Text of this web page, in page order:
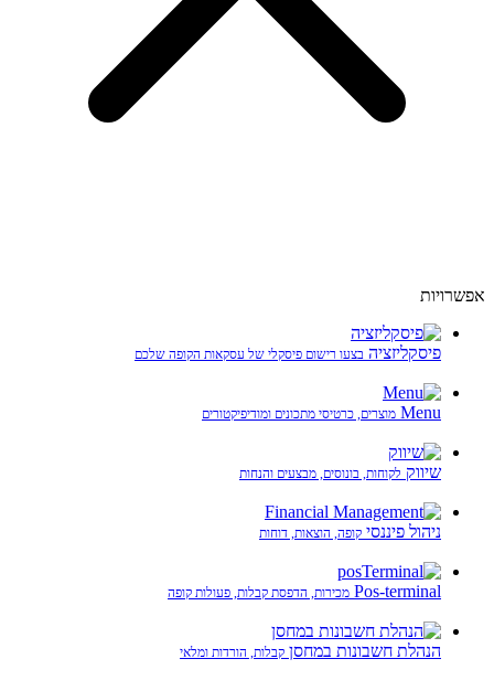
אפשרויות
פיסקליזציה בצעו רישום פיסקלי של עסקאות הקופה שלכם
Menu מוצרים, כרטיסי מתכונים ומודיפיקטורים
שיווק לקוחות, בונוסים, מבצעים והנחות
ניהול פיננסי קופה, הוצאות, דוחות
Pos-terminal מכירות, הדפסת קבלות, פעולות קופה
הנהלת חשבונות במחסן קבלות, הורדות ומלאי